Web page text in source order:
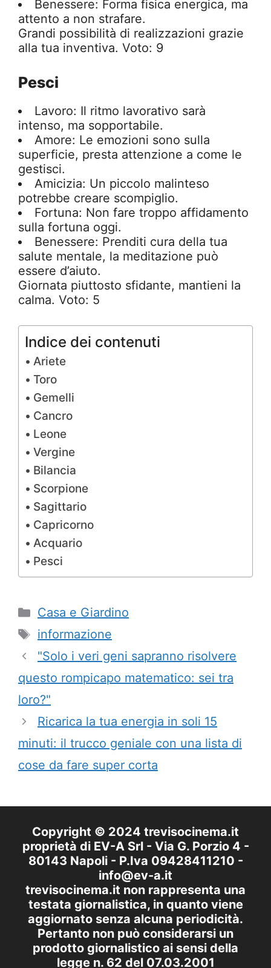
Benessere: Forma fisica energica, ma
attento a non strafare.
Grandi possibilità di realizzazioni grazie
alla tua inventiva. Voto: 9
Pesci
Lavoro: Il ritmo lavorativo sarà
intenso, ma sopportabile.
Amore: Le emozioni sono sulla
superficie, presta attenzione a come le
gestisci.
Amicizia: Un piccolo malinteso
potrebbe creare scompiglio.
Fortuna: Non fare troppo affidamento
sulla fortuna oggi.
Benessere: Prenditi cura della tua
salute mentale, la meditazione può
essere d’aiuto.
Giornata piuttosto sfidante, mantieni la
calma. Voto: 5
Indice dei contenuti
Ariete
Toro
Gemelli
Cancro
Leone
Vergine
Bilancia
Scorpione
Sagittario
Capricorno
Acquario
Pesci
Categorie
Casa e Giardino
Tag
informazione
"Solo i veri geni sapranno risolvere
questo rompicapo matematico: sei tra
loro?"
Ricarica la tua energia in soli 15
minuti: il trucco geniale con una lista di
cose da fare super corta
Copyright © 2024 trevisocinema.it
proprietà di EV-A Srl - Via G. Porzio 4 -
80143 Napoli - P.Iva 09428411210 -
info@ev-a.it
trevisocinema.it non rappresenta una
testata giornalistica, in quanto viene
aggiornato senza alcuna periodicità.
Pertanto non può considerarsi un
prodotto giornalistico ai sensi della
legge n. 62 del 07.03.2001